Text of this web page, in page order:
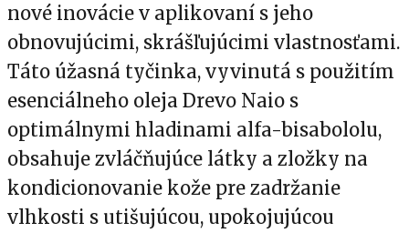
nové inovácie v aplikovaní s jeho
obnovujúcimi, skrášľujúcimi vlastnosťami.
Táto úžasná tyčinka, vyvinutá s použitím
esenciálneho oleja Drevo Naio s
optimálnymi hladinami alfa-bisabololu,
obsahuje zvláčňujúce látky a zložky na
kondicionovanie kože pre zadržanie
vlhkosti s utišujúcou, upokojujúcou